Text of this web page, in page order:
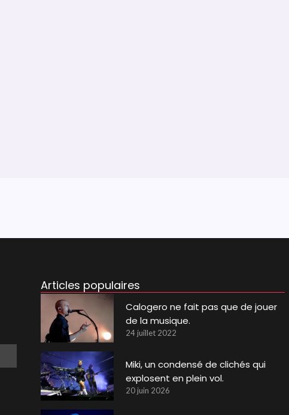
Articles populaires
Calogero ne fait pas que de jouer
de la musique.
24 juillet 2022
Miki, un condensé de clichés qui
explosent en plein vol.
20 juin 2026